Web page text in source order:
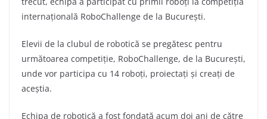
internațională RoboChallenge de la București.
Elevii de la clubul de robotică se pregătesc pentru
următoarea competiție, RoboChallenge, de la București,
unde vor participa cu 14 roboți, proiectați și creați de
aceștia.
Echipa de robotică a fost fondată acum doi ani de către